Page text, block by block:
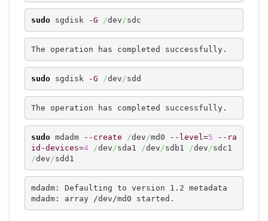
sudo sgdisk -G /dev /sdc
The operation has completed successfully.
sudo sgdisk -G /dev /sdd
The operation has completed successfully.
sudo mdadm --create /dev /md0 --level =5
--ra
id-devices=4 /dev /sda1 /dev /sdb1 /dev /
/dev /sdd1
mdadm: Defaulting to version 1.2 metadata
mdadm: array /dev/md0 started.